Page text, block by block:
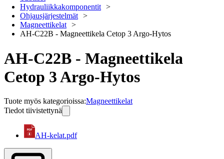
Hydrauliikkakomponentit
Ohjausjärjestelmät
Magneettikelat
AH-C22B - Magneettikela Cetop 3 Argo-Hytos
AH-C22B - Magneettikela
Cetop 3 Argo-Hytos
Tuote myös kategorioissa:Magneettikelat
Tiedot tiivistettynä
AH-kelat.pdf